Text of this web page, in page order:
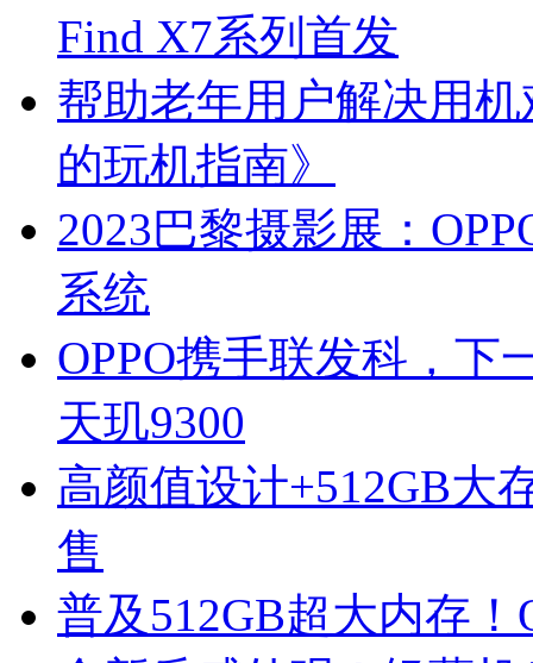
Find X7系列首发
帮助老年用户解决用
的玩机指南》
2023巴黎摄影展：
系统
OPPO携手联发科，下
天玑9300
高颜值设计+512GB大
售
普及512GB超大内存！